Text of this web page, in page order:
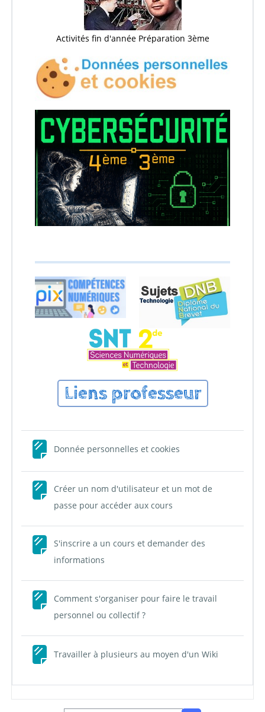
Activités fin d'année Préparation 3ème
Liens professeur
Donnée personnelles et cookiesPage
Créer un nom d'utilisateur et un mot de
passe pour accéder aux coursPage
S'inscrire a un cours et demander des
informationsPage
Comment s'organiser pour faire le travail
personnel ou collectif ?Page
Travailler à plusieurs au moyen d'un WikiPage